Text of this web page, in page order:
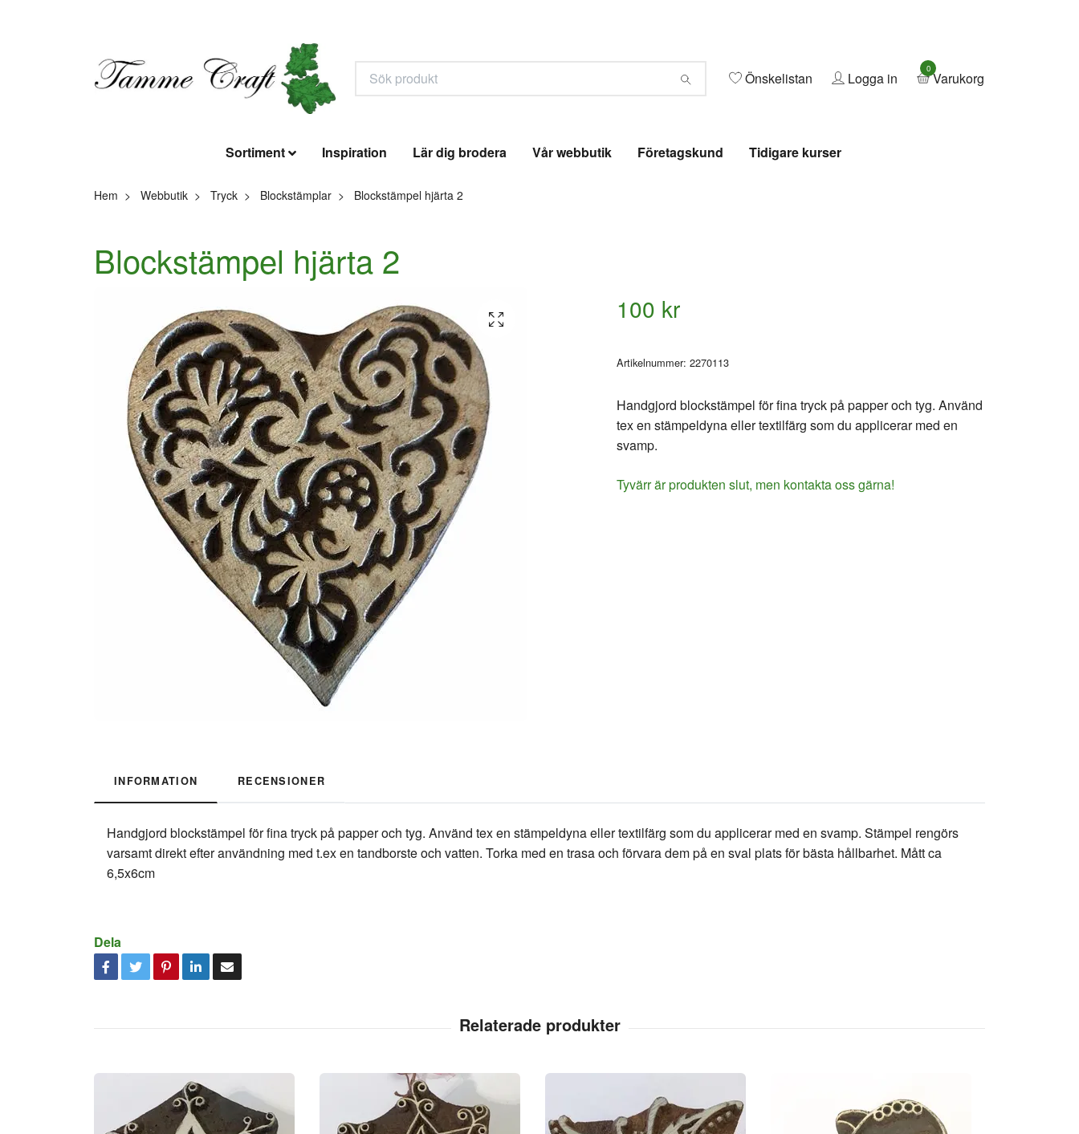
Önskelistan Logga in
0
Varukorg
Sortiment Inspiration Lär dig brodera Vår webbutik Företagskund Tidigare kurser
Hem Webbutik Tryck Blockstämplar Blockstämpel hjärta 2
Blockstämpel hjärta 2
100 kr
Artikelnummer: 2270113
Handgjord blockstämpel för fina tryck på papper och tyg. Använd
tex en stämpeldyna eller textilfärg som du applicerar med en
svamp.
Tyvärr är produkten slut, men kontakta oss gärna!
INFORMATION RECENSIONER
Handgjord blockstämpel för fina tryck på papper och tyg. Använd tex en stämpeldyna eller textilfärg som du applicerar med en svamp. Stämpel rengörs
varsamt direkt efter användning med t.ex en tandborste och vatten. Torka med en trasa och förvara dem på en sval plats för bästa hållbarhet. Mått ca
6,5x6cm
Dela